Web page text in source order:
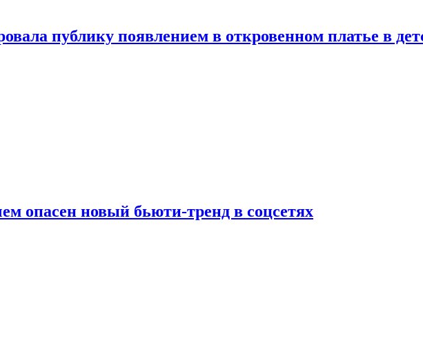
публику появлением в откровенном платье в
опасен новый бьюти-тренд в соцсетях